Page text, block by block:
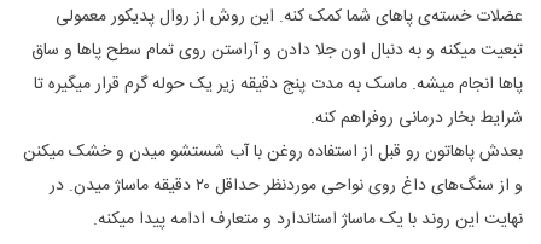
عضلات خسته‌ی پاهای شما کمک کنه. این روش از روال پدیکور معمولی
تبعیت میکنه و به دنبال اون جلا دادن و آراستن روی تمام سطح پاها و ساق
پاها انجام میشه. ماسک به مدت پنج دقیقه زیر یک حوله گرم قرار میگیره تا
شرایط بخار درمانی روفراهم کنه.
بعدش پاهاتون رو قبل از استفاده روغن با آب شستشو میدن و خشک میکنن
و از سنگ‌های داغ روی نواحی موردنظر حداقل ۲۰ دقیقه ماساژ میدن. در
نهایت این روند با یک ماساژ استاندارد و متعارف ادامه پیدا میکنه.